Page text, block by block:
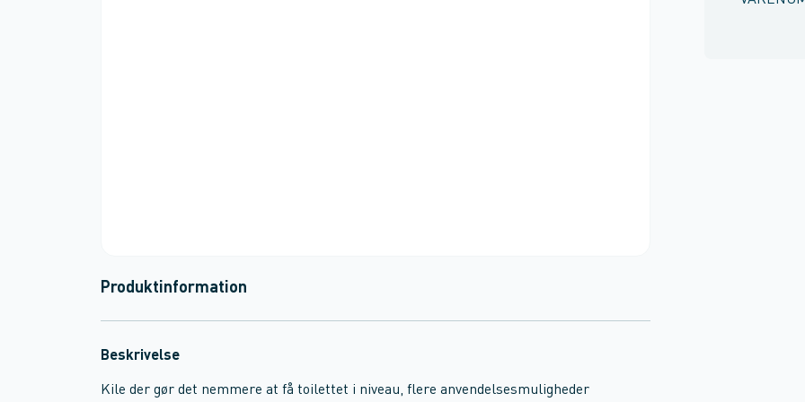
Produktinformation
Beskrivelse
Kile der gør det nemmere at få toilettet i niveau, flere anvendelsesmuligheder